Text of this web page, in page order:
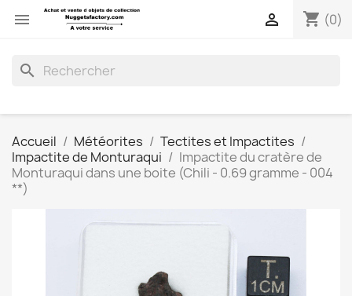
 shopping_cart (0)

search
Accueil Météorites
Tectites et Impactites
Impactite de Monturaqui
Impactite du cratère de
Monturaqui dans une boite (Chili - 0.69 gramme - 004
**)